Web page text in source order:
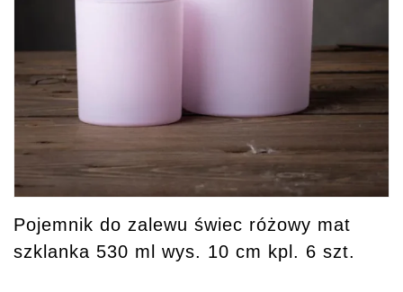
Pojemnik do zalewu świec różowy mat
szklanka 530 ml wys. 10 cm kpl. 6 szt.